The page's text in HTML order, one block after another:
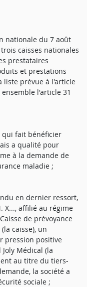
nationale du 7 août
caisses nationales
prestataires
et prestations
liste prévue à l'article
l'article 31
qui fait bénéficier
a qualité pour
à la demande de
maladie ;
en dernier ressort,
X..., affilié au régime
de prévoyance
caisse), un
pression positive
Médical (la
au titre du tiers-
la société a
sociale ;